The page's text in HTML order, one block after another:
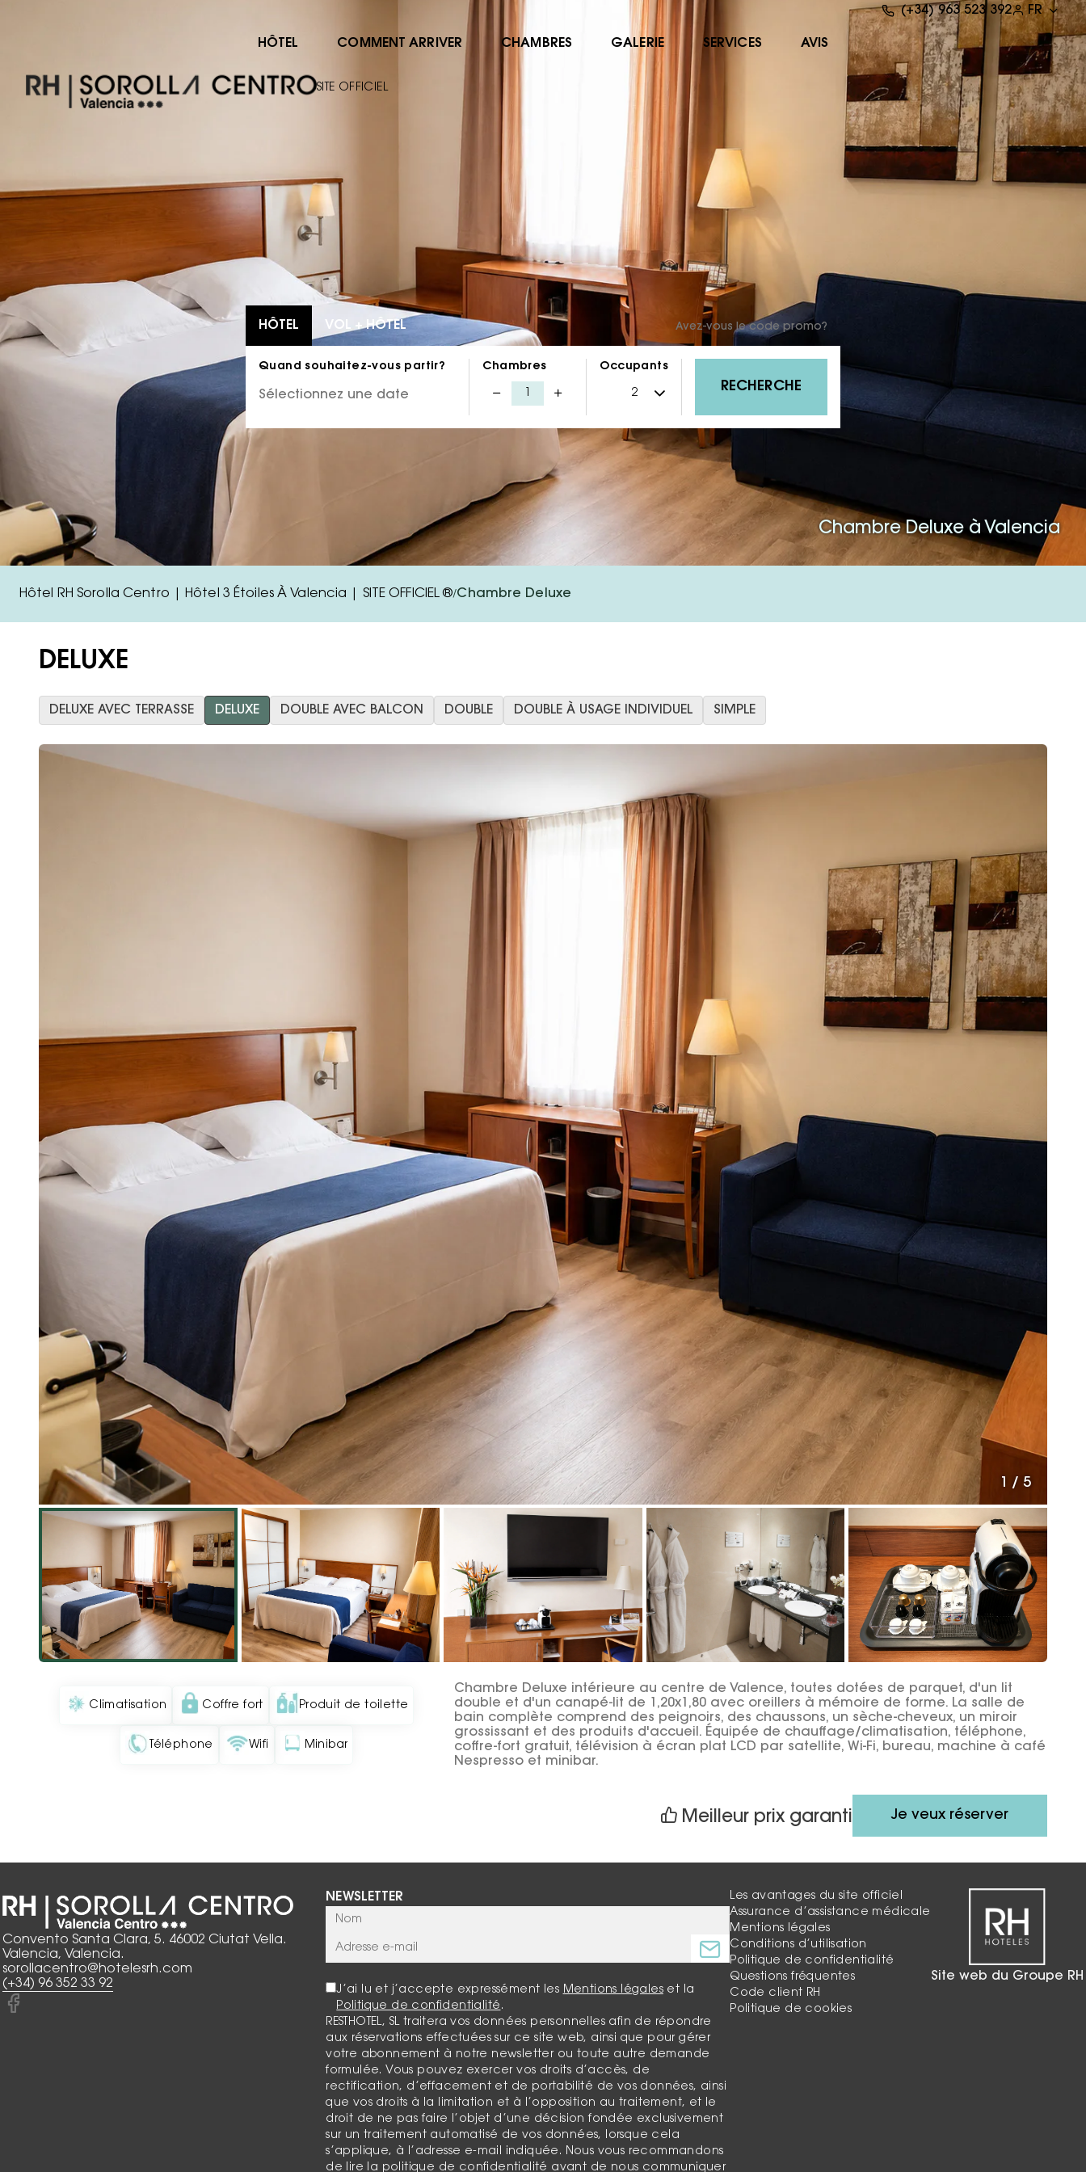
HÔTEL COMMENT ARRIVER CHAMBRES GALERIE SERVICES AVIS
SITE OFFICIEL
(+34) 963 523 392 FR
Chambre Deluxe à Valencia
HÔTEL VOL + HÔTEL
Quand souhaitez-vous partir? Chambres Occupants
RECHERCHE
Avez-vous le code promo?
Hôtel RH Sorolla Centro | Hôtel 3 Étoiles À Valencia | SITE OFFICIEL ®/Chambre Deluxe
DELUXE
DELUXE AVEC TERRASSE DELUXE DOUBLE AVEC BALCON DOUBLE DOUBLE À USAGE INDIVIDUEL SIMPLE
1 / 5
Climatisation Coffre fort Produit de toilette
Téléphone Wifi Minibar
Chambre Deluxe intérieure au centre de Valence, toutes dotées de parquet, d'un lit
double et d'un canapé-lit de 1,20x1,80 avec oreillers à mémoire de forme. La salle de
bain complète comprend des peignoirs, des chaussons, un sèche-cheveux, un miroir
grossissant et des produits d'accueil. Équipée de chauffage/climatisation, téléphone,
coffre-fort gratuit, télévision à écran plat LCD par satellite, Wi-Fi, bureau, machine à café
Nespresso et minibar.
Meilleur prix garanti Je veux réserver
Convento Santa Clara, 5. 46002 Ciutat Vella.
Valencia, Valencia.
sorollacentro@hotelesrh.com
(+34) 96 352 33 92
NEWSLETTER
J’ai lu et j’accepte expressément les Mentions légaleset la
Politique de confidentialité .
RESTHOTEL, SL traitera vos données personnelles afin de répondre
aux réservations effectuées sur ce site web, ainsi que pour gérer
votre abonnement à notre newsletter ou toute autre demande
formulée. Vous pouvez exercer vos droits d’accès, de
rectification, d’effacement et de portabilité de vos données, ainsi
que vos droits à la limitation et à l’opposition au traitement, et le
droit de ne pas faire l’objet d’une décision fondée exclusivement
sur un traitement automatisé de vos données, lorsque cela
s’applique, à l’adresse e-mail indiquée. Nous vous recommandons
de lire la politique de confidentialité avant de nous communiquer
Les avantages du site officiel
Assurance d’assistance médicale
Mentions légales
Conditions d’utilisation
Politique de confidentialité
Questions fréquentes
Code client RH
Politique de cookies
Site web du Groupe RH